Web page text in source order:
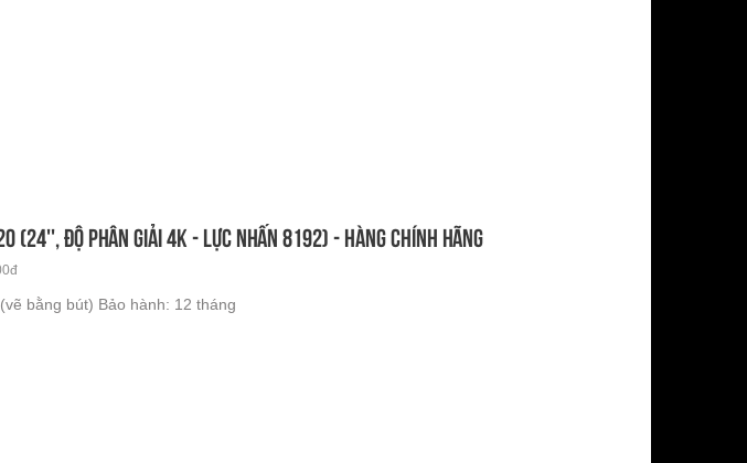
(24'', độ phân giải 4K - lực nhấn 8192) - Hàng chính hãng
bằng bút) Bảo hành: 12 tháng